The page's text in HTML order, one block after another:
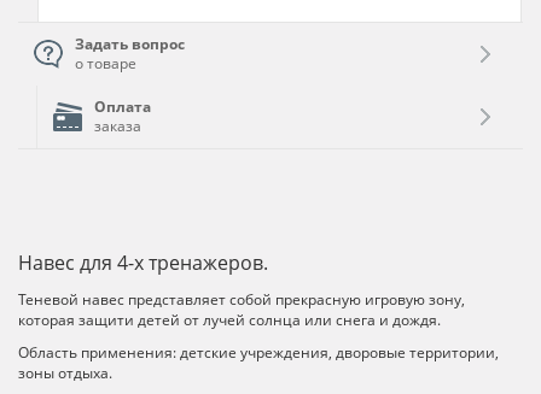
Задать вопрос
о товаре
Оплата
заказа
Навес для 4-х тренажеров.
Теневой навес представляет собой прекрасную игровую зону,
которая защити детей от лучей солнца или снега и дождя.
Область применения: детские учреждения, дворовые территории,
зоны отдыха.